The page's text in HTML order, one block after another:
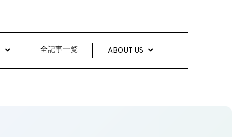
全記事一覧 ABOUT US